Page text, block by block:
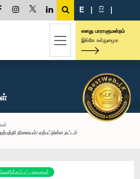
E | සි |
எனது பாராளுமன்றம்
இங்கே உள்நுழைக
நிலையம்: ஏற்பட்டுள்ள நட்டம்